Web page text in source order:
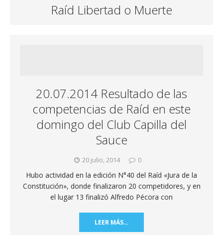
Raíd Libertad o Muerte
20.07.2014 Resultado de las
competencias de Raíd en este
domingo del Club Capilla del
Sauce
20 julio, 2014 0
Hubo actividad en la edición N°40 del Raíd «Jura de la
Constitución», donde finalizaron 20 competidores, y en
el lugar 13 finalizó Alfredo Pécora con
LEER MÁS…